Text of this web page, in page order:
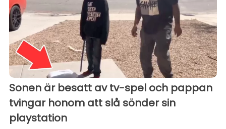
Sonen är besatt av tv-spel och pappan
tvingar honom att slå sönder sin
playstation